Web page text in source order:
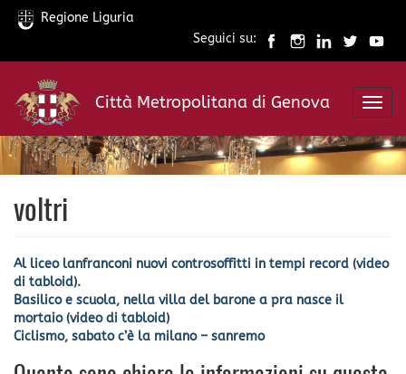
Salta
contenuto
principale
Regione Liguria
Seguici su:
Città Metropolitana di Genova
voltri
Al liceo lanfranconi nuovi controsoffitti in tempi record (video
di tabloid).
Basilico e scuola, nella villa del barone a pra nasce il
mortaio (video di tabloid)
Ciclismo, sabato c’è la milano – sanremo